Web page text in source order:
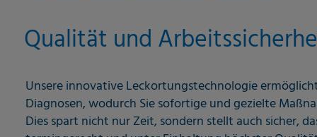
Qualität und
Unsere innovative Leckortungstechnologie
Diagnosen, wodurch Sie sofortige und gezielte
Dies spart nicht nur Zeit, sondern stellt auch sicher,